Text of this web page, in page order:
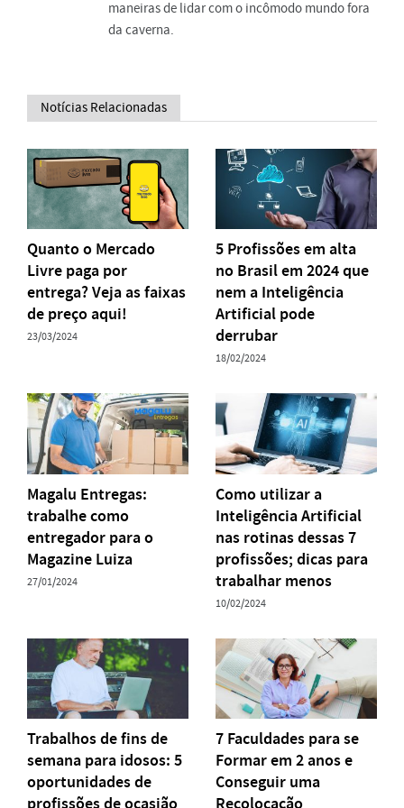
maneiras de lidar com o incômodo mundo fora
da caverna.
Notícias Relacionadas
Quanto o Mercado
Livre paga por
entrega? Veja as faixas
de preço aqui!
23/03/2024
5 Profissões em alta
no Brasil em 2024 que
nem a Inteligência
Artificial pode
derrubar
18/02/2024
Magalu Entregas:
trabalhe como
entregador para o
Magazine Luiza
27/01/2024
Como utilizar a
Inteligência Artificial
nas rotinas dessas 7
profissões; dicas para
trabalhar menos
10/02/2024
Trabalhos de fins de
semana para idosos: 5
oportunidades de
profissões de ocasião
7 Faculdades para se
Formar em 2 anos e
Conseguir uma
Recolocação